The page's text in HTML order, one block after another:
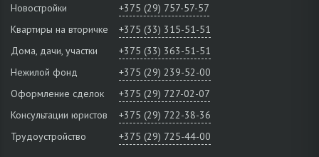
Новостройки
+375 (29) 757-57-57
Квартиры на вторичке
+375 (33) 315-51-51
Дома, дачи, участки
+375 (33) 363-51-51
Нежилой фонд
+375 (29) 239-52-00
Оформление сделок
+375 (29) 727-02-07
Консультации юристов
+375 (29) 722-38-36
Трудоустройство
+375 (29) 725-44-00